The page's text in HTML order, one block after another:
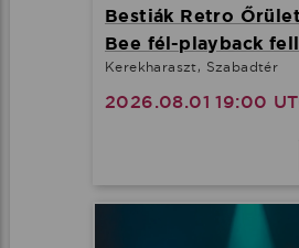
Bestiák Retro
Bee fél-playback
Kerekharaszt, Szabadtér
2026.08.01 19:00